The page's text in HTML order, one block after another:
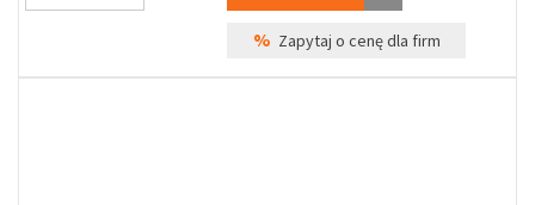
% Zapytaj o cenę dla firm